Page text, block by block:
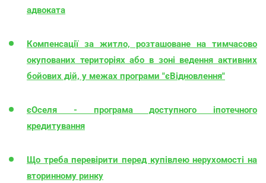
адвоката
Компенсації за житло, розташоване на тимчасово
окупованих територіях або в зоні ведення активних
бойових дій, у межах програми "єВідновлення"
єОселя - програма доступного іпотечного
кредитування
Що треба перевірити перед купівлею нерухомості на
вторинному ринку